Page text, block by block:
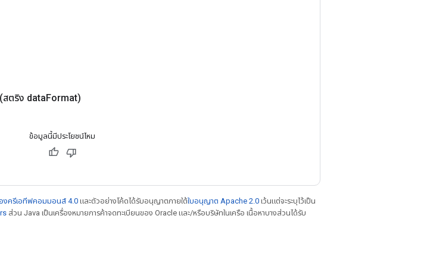
(สตริง dataFormat)
ข้อมูลนี้มีประโยชน์ไหม
งครีเอทีฟคอมมอนส์ 4.0และตัวอย่างโค้ดได้รับอนุญาตภายใต้ใบอนุญาต Apache 2.0 เว้นแต่จะระบุไว้เป็น
ส่วน Java เป็นเครื่องหมายการค้าจดทะเบียนของ Oracle และ/หรือบริษัทในเครือ เนื้อหาบางส่วนได้รับ